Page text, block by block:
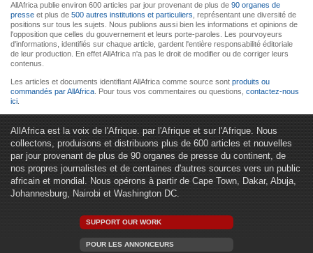
AllAfrica publie environ 600 articles par jour provenant de plus de 90 organes de
presse et plus de 500 autres institutions et particuliers , représentant une diversité de
positions sur tous les sujets. Nous publions aussi bien les informations et opinions de
l'opposition que celles du gouvernement et leurs porte-paroles. Les pourvoyeurs
d'informations, identifiés sur chaque article, gardent l'entière responsabilité éditoriale
de leur production. En effet AllAfrica n'a pas le droit de modifier ou de corriger leurs
contenus.
Les articles et documents identifiant AllAfrica comme source sont produits ou
commandés par AllAfrica . Pour tous vos commentaires ou questions, contactez-nous
ici
AllAfrica est la voix de l'Afrique. par l'Afrique et sur l'Afrique. Nous
collectons, produisons et distribuons plus de 600 articles et nouvelles
par jour provenant de plus de 90 organes de presse du continent, de
nos propres journalistes et de centaines d'autres sources vers un public
africain et mondial. Nous opérons à partir de Cape Town, Dakar, Abuja,
Johannesburg, Nairobi et Washington DC.
SUPPORT OUR WORK
POUR LES ANNONCEURS